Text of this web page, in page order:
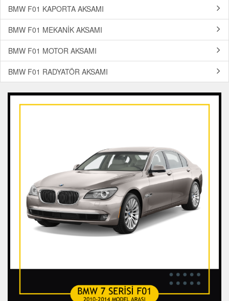
BMW F01 KAPORTA AKSAMI
BMW F01 MEKANİK AKSAMI
BMW F01 MOTOR AKSAMI
BMW F01 RADYATÖR AKSAMI